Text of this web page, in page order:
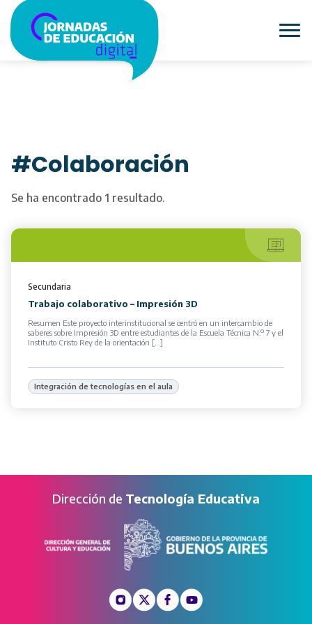
#Colaboración
Se ha encontrado 1 resultado.
Secundaria
Trabajo colaborativo – Impresión 3D
Resumen Este proyecto interinstitucional se centró en un intercambio de
saberes sobre Impresión 3D entre estudiantes de la Escuela Técnica N.º 7 y el
Instituto Cristo Rey de la orientación […]
Integración de tecnologías en el aula
Dirección de Tecnología Educativa